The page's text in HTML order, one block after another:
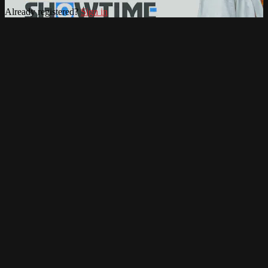
Already registered?Sign in